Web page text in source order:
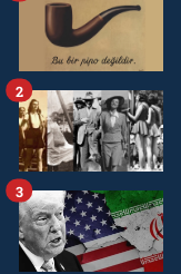
2
3